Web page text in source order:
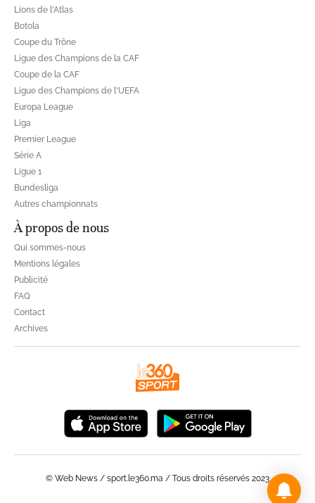
Lions de l'Atlas
Botola
Coupe du Trône
Ligue des Champions de la CAF
Coupe de la CAF
Ligue des Champions de l'UEFA
Europa League
Liga
Premier League
Série A
Ligue 1
Bundesliga
Autres championnats
À propos de nous
Qui sommes-nous
Mentions légales
Publicité
FAQ
Contact
Archives
© Web News / sport.le360.ma / Tous droits réservés 2023